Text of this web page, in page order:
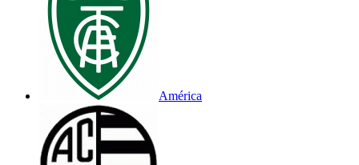
América